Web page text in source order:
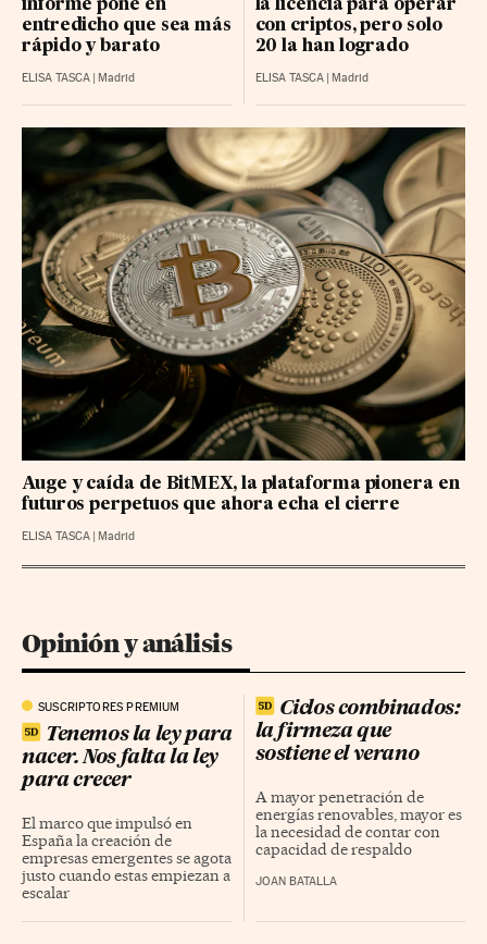
informe pone en
entredicho que sea más
rápido y barato
ELISA TASCA | Madrid
la licencia para operar
con criptos, pero solo
20 la han logrado
ELISA TASCA | Madrid
Auge y caída de BitMEX, la plataforma pionera en
futuros perpetuos que ahora echa el cierre
ELISA TASCA | Madrid
Opinión y análisis
SUSCRIPTORES PREMIUM
Tenemos la ley para
nacer. Nos falta la ley
para crecer
El marco que impulsó en
España la creación de
empresas emergentes se agota
justo cuando estas empiezan a
escalar
Ciclos combinados:
la firmeza que
sostiene el verano
JOAN BATALLA
A mayor penetración de
energías renovables, mayor es
la necesidad de contar con
capacidad de respaldo